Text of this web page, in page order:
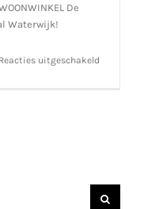
De
Waterwijk!
Reacties uitgeschakeld